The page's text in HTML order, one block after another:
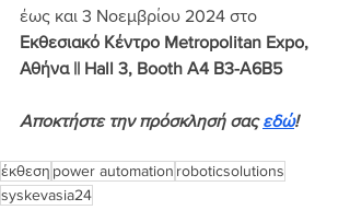
έως και 3 Νοεμβρίου 2024 στο
Εκθεσιακό Κέντρο Metropolitan Expo,
Αθήνα || Hall 3, Booth Α4 Β3-Α6Β5
Αποκτήστε την πρόσκλησή σας εδώ!
έκθεση power automation roboticsolutions
syskevasia24